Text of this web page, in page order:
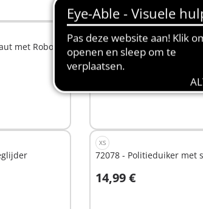
met Robot
XS
72079 - Achtervolging met
motorfiets
14,99 €
XS
72078 - Politieduiker met
14,99 €
In winkelwagen